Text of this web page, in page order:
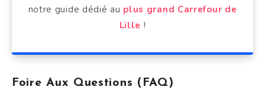
notre guide dédié au plus grand Carrefour de
Lille !
Foire Aux Questions (FAQ)